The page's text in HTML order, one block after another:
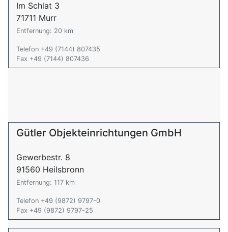
Im Schlat 3
71711 Murr
Entfernung: 20 km
Telefon +49 (7144) 807435
Fax +49 (7144) 807436
Gütler Objekteinrichtungen GmbH
Gewerbestr. 8
91560 Heilsbronn
Entfernung: 117 km
Telefon +49 (9872) 9797-0
Fax +49 (9872) 9797-25